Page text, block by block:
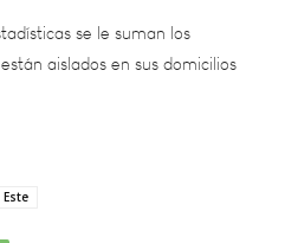
en sus domicilios